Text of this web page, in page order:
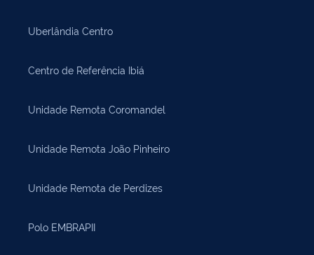
Uberlândia Centro
Centro de Referência Ibiá
Unidade Remota Coromandel
Unidade Remota João Pinheiro
Unidade Remota de Perdizes
Polo EMBRAPII